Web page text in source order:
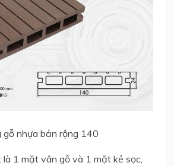
gỗ nhựa bản rộng 140
1 mặt vân gỗ và 1 mặt kẻ sọc,